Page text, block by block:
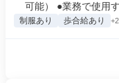
可能） ●業務で使用す
制服あり 歩合給あり